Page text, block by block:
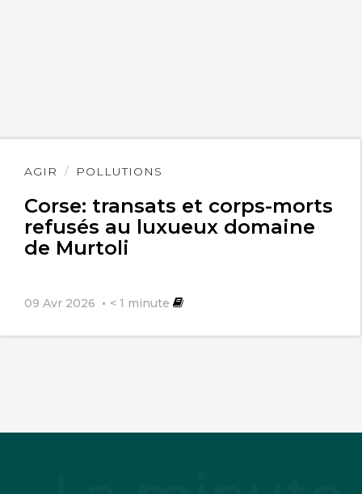
AGIR POLLUTIONS
Corse: transats et corps-morts
refusés au luxueux domaine
de Murtoli
09 Avr 2026 < 1 minute
Lire